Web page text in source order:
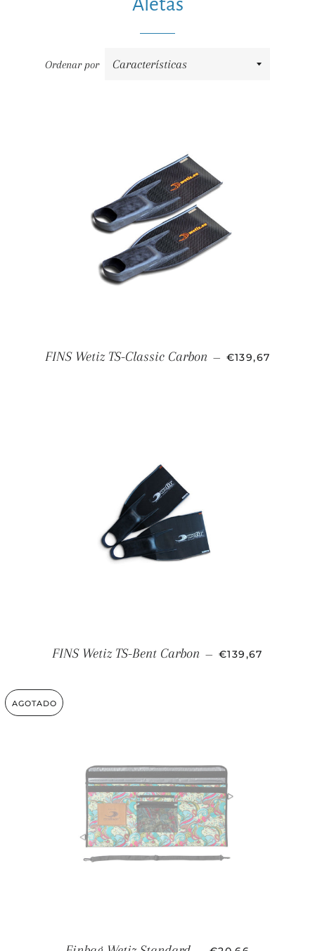
Ordenar por
FINS Wetiz TS-Classic Carbon — PRECIO
€139,67
FINS Wetiz TS-Bent Carbon — PRECIO
€139,67
AGOTADO
PRECIO